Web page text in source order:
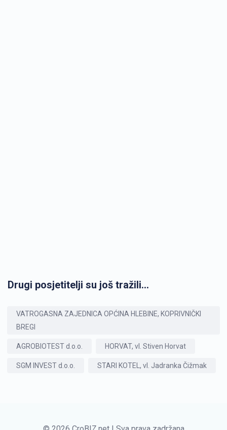
Drugi posjetitelji su još tražili...
VATROGASNA ZAJEDNICA OPĆINA HLEBINE, KOPRIVNIČKI
BREGI
AGROBIOTEST d.o.o. HORVAT, vl. Stiven Horvat
SGM INVEST d.o.o. STARI KOTEL, vl. Jadranka Čižmak